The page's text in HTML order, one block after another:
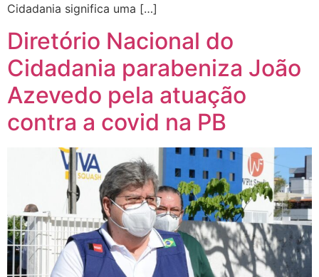
Cidadania significa uma […]
Diretório Nacional do
Cidadania parabeniza João
Azevedo pela atuação
contra a covid na PB